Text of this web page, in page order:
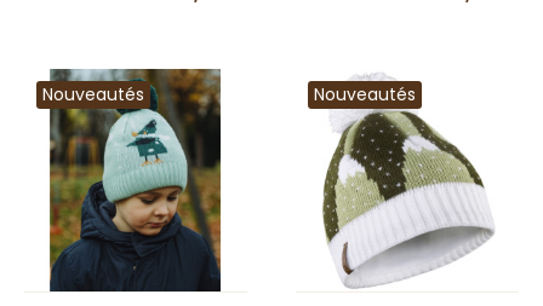
Nouveautés Nouveautés